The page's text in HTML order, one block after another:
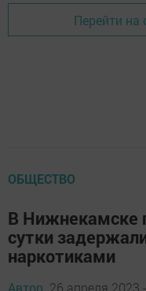
Перейти на
ОБЩЕСТВО
В Нижнекамске
сутки
наркотиками
Автор, 26 апреля 2023